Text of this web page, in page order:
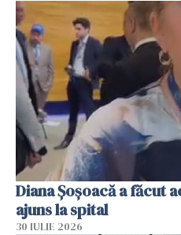
Diana Șoșoacă a făcut
ajuns la spital
30 IULIE 2026